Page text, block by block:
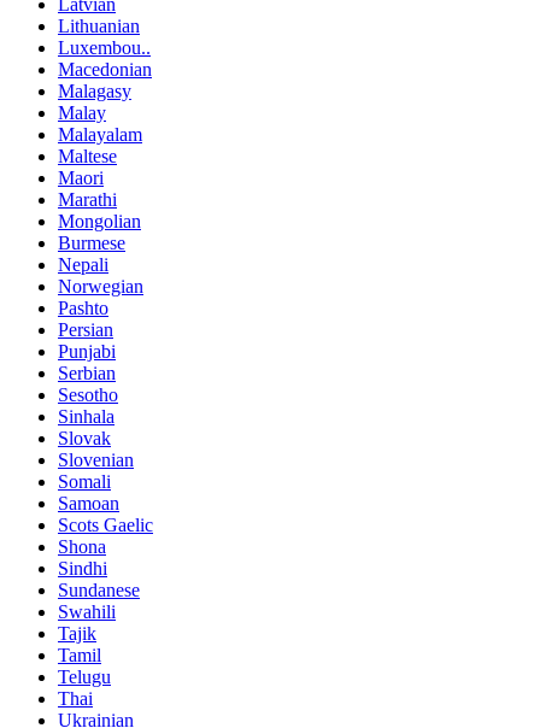
Lithuanian
Luxembou..
Macedonian
Malagasy
Malay
Malayalam
Maltese
Maori
Marathi
Mongolian
Burmese
Nepali
Norwegian
Pashto
Persian
Punjabi
Serbian
Sesotho
Sinhala
Slovak
Slovenian
Somali
Samoan
Scots Gaelic
Shona
Sindhi
Sundanese
Swahili
Tajik
Tamil
Telugu
Thai
Ukrainian